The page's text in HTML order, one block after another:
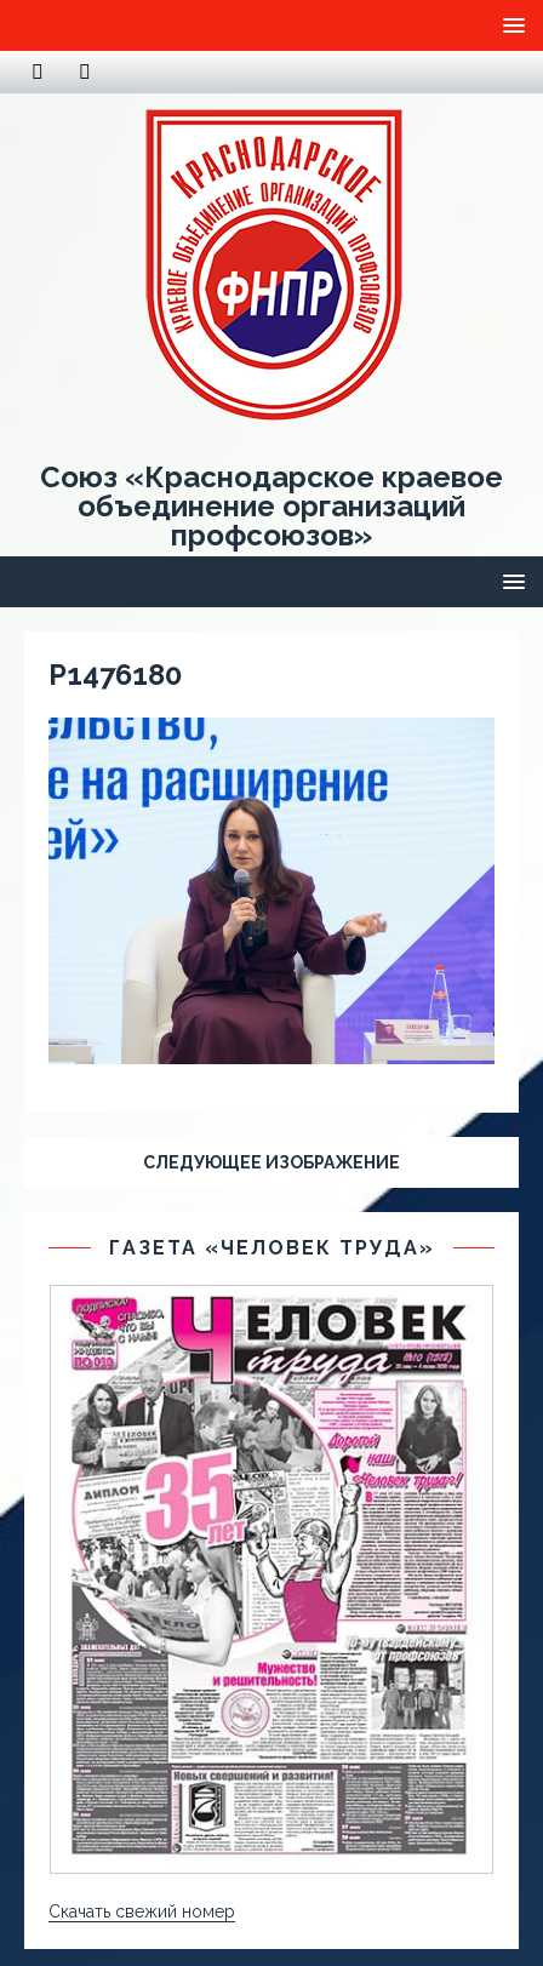
Союз «Краснодарское краевое
объединение организаций
профсоюзов»
P1476180
СЛЕДУЮЩЕЕ ИЗОБРАЖЕНИЕ
ГАЗЕТА «ЧЕЛОВЕК ТРУДА»
Скачать свежий номер